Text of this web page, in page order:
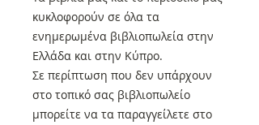
κυκλοφορούν σε όλα τα
ενημερωμένα βιβλιοπωλεία στην
Ελλάδα και στην Κύπρο.
Σε περίπτωση που δεν υπάρχουν
στο τοπικό σας βιβλιοπωλείο
μπορείτε να τα παραγγείλετε στο